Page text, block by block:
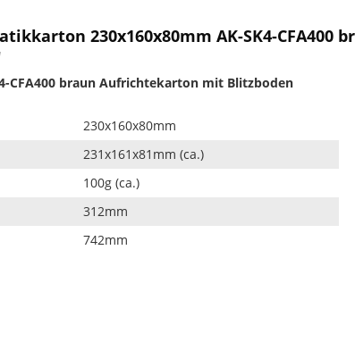
230x160x80mm AK-SK4-CFA400
CFA400 braun Aufrichtekarton mit Blitzboden
230x160x80mm
231x161x81mm (ca.)
100g (ca.)
312mm
742mm